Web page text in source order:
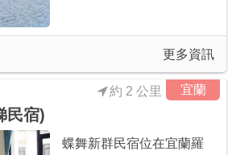
更多資訊
宜蘭
民宿)
約 2 公里
蝶舞新群民宿位在宜蘭羅